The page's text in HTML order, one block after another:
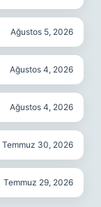
Ağustos 5, 2026
Ağustos 4, 2026
Ağustos 4, 2026
Temmuz 30, 2026
Temmuz 29, 2026